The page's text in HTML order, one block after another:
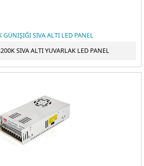
GÜNIŞIĞI SIVA ALTI LED PANEL
SIVA ALTI YUVARLAK LED PANEL